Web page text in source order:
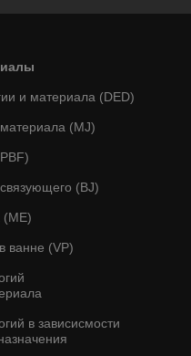
и материала (DED)
(MJ)
(BJ)
(ME)
ванне (VP)
в зависисмости